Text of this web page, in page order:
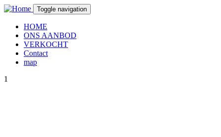
Skip to main content
Toggle navigation
HOME
ONS AANBOD
VERKOCHT
Contact
map
1